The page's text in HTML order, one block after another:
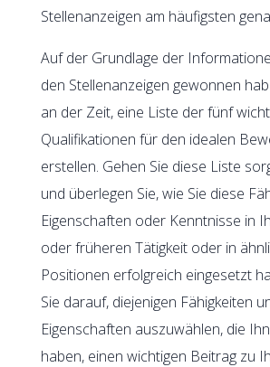
Stellenanzeigen am häufigsten
Auf der Grundlage der
den Stellenanzeigen gewonnen
an der Zeit, eine Liste der fünf
Qualifikationen für den idealen
erstellen. Gehen Sie diese Liste
und überlegen Sie, wie Sie diese
Eigenschaften oder Kenntnisse in
oder früheren Tätigkeit oder in
Positionen erfolgreich eingesetzt
Sie darauf, diejenigen Fähigkeiten
Eigenschaften auszuwählen, die
haben, einen wichtigen Beitrag zu